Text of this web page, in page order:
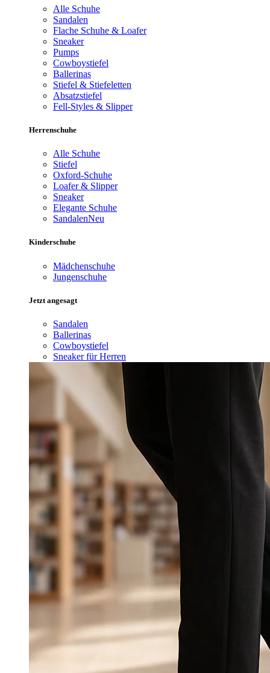
Alle Schuhe
Sandalen
Flache Schuhe & Loafer
Sneaker
Pumps
Cowboystiefel
Ballerinas
Stiefel & Stiefeletten
Absatzstiefel
Fell-Styles & Slipper
Herrenschuhe
Alle Schuhe
Stiefel
Oxford-Schuhe
Loafer & Slipper
Sneaker
Elegante Schuhe
SandalenNeu
Kinderschuhe
Mädchenschuhe
Jungenschuhe
Jetzt angesagt
Sandalen
Ballerinas
Cowboystiefel
Sneaker für Herren